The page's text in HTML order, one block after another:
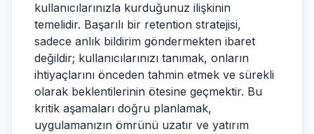
kullanıcılarınızla kurduğunuz ilişkinin
temelidir. Başarılı bir retention stratejisi,
sadece anlık bildirim göndermekten ibaret
değildir; kullanıcılarınızı tanımak, onların
ihtiyaçlarını önceden tahmin etmek ve sürekli
olarak beklentilerinin ötesine geçmektir. Bu
kritik aşamaları doğru planlamak,
uygulamanızın ömrünü uzatır ve yatırım